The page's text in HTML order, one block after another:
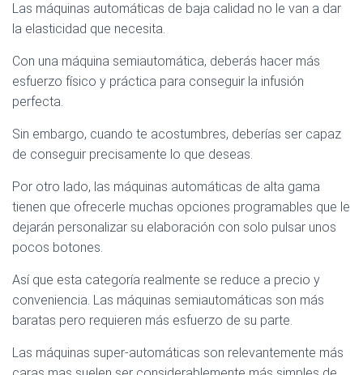
Las máquinas automáticas de baja calidad no le van a dar
la elasticidad que necesita.
Con una máquina semiautomática, deberás hacer más
esfuerzo físico y práctica para conseguir la infusión
perfecta.
Sin embargo, cuando te acostumbres, deberías ser capaz
de conseguir precisamente lo que deseas.
Por otro lado, las máquinas automáticas de alta gama
tienen que ofrecerle muchas opciones programables que le
dejarán personalizar su elaboración con solo pulsar unos
pocos botones.
Así que esta categoría realmente se reduce a precio y
conveniencia. Las máquinas semiautomáticas son más
baratas pero requieren más esfuerzo de su parte.
Las máquinas super-automáticas son relevantemente más